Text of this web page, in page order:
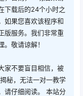
下载后的24个小时之
如果您喜欢该程序和
版服务。我们非常重
敬请谅解！
家不要盲目相信，被
秘，无法一对一教学
请仔细阅读。 本站分